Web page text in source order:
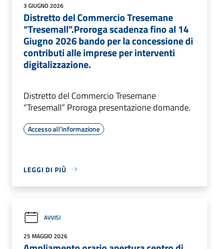
3 GIUGNO 2026
Distretto del Commercio Tresemane
“Tresemall”.Proroga scadenza fino al 14
Giugno 2026 bando per la concessione di
contributi alle imprese per interventi
digitalizzazione.
Distretto del Commercio Tresemane
“Tresemall” Proroga presentazione domande.
Accesso all'informazione
LEGGI DI PIÙ
AVVISI
25 MAGGIO 2026